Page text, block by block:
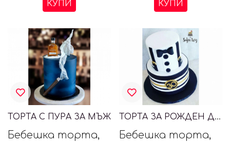
КУПИ КУПИ
ТОРТА С ПУРА ЗА МЪЖ
Бебешка торта,
ТОРТА ЗА РОЖДЕН ДЕН ДЖЕНТЪЛМЕН
Бебешка торта,